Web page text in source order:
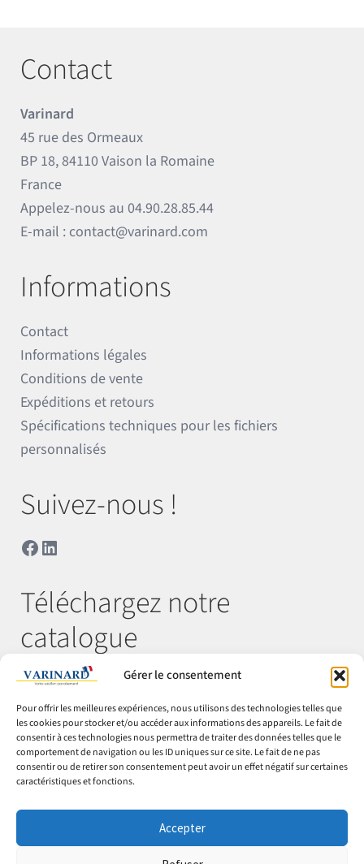
Gérer le consentement
Pour offrir les meilleures expériences, nous utilisons des technologies telles que
les cookies pour stocker et/ou accéder aux informations des appareils. Le fait de
consentir à ces technologies nous permettra de traiter des données telles que le
comportement de navigation ou les ID uniques sur ce site. Le fait de ne pas
consentir ou de retirer son consentement peut avoir un effet négatif sur certaines
caractéristiques et fonctions.
Accepter
Contact
Varinard
45 rue des Ormeaux
BP 18, 84110 Vaison la Romaine
France
Appelez-nous au04.90.28.85.44
E-mail : contact@varinard.com
Informations
Contact
Informations légales
Conditions de vente
Expéditions et retours
Spécifications techniques pour les fichiers
personnalisés
Suivez-nous !
Facebook
LinkedIn
Téléchargez notre
catalogue
© Varinard 2026